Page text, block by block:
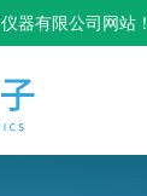
器有限公司网站！